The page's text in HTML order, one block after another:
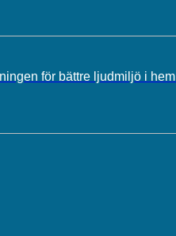
för bättre ljudmiljö i